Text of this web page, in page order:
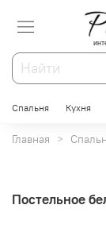
Спальня Кухня
Главная
Постельное